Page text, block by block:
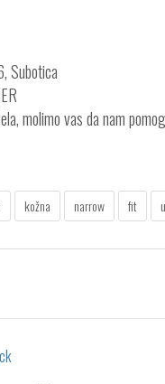
Subotica
molimo vas da nam
kožna narrow fit